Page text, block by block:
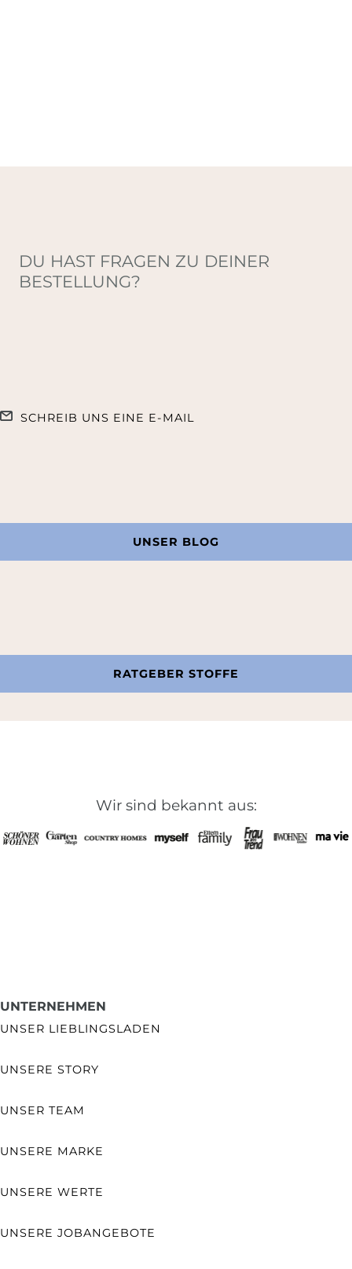
DU HAST FRAGEN ZU DEINER
BESTELLUNG?
SCHREIB UNS EINE E-MAIL
UNSER BLOG
RATGEBER STOFFE
Wir sind bekannt aus:
UNTERNEHMEN
UNSER LIEBLINGSLADEN
UNSERE STORY
UNSER TEAM
UNSERE MARKE
UNSERE WERTE
UNSERE JOBANGEBOTE